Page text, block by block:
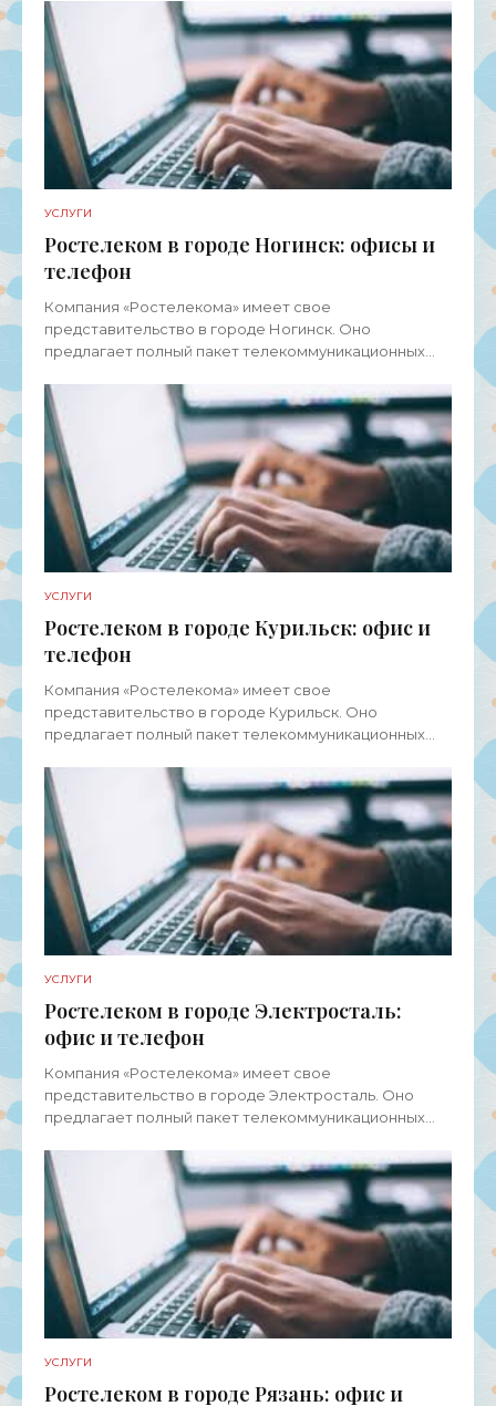
и малого бизнеса, а также
УСЛУГИ
Ростелеком в городе Ногинск: офисы и
телефон
Компания «Ростелекома» имеет свое
представительство в городе Ногинск. Оно
предлагает полный пакет телекоммуникационных
и малого бизнеса, а также
УСЛУГИ
Ростелеком в городе Курильск: офис и
телефон
Компания «Ростелекома» имеет свое
представительство в городе Курильск. Оно
предлагает полный пакет телекоммуникационных
и малого бизнеса, а также
УСЛУГИ
Ростелеком в городе Электросталь:
офис и телефон
Компания «Ростелекома» имеет свое
представительство в городе Электросталь. Оно
предлагает полный пакет телекоммуникационных
и малого бизнеса, а также
УСЛУГИ
Ростелеком в городе Рязань: офис и